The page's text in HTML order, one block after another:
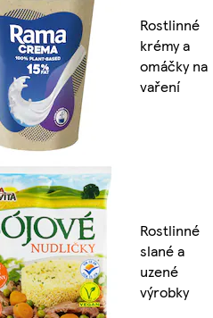
Rostlinné
krémy a
omáčky na
vaření
Rostlinné
slané a
uzené
výrobky